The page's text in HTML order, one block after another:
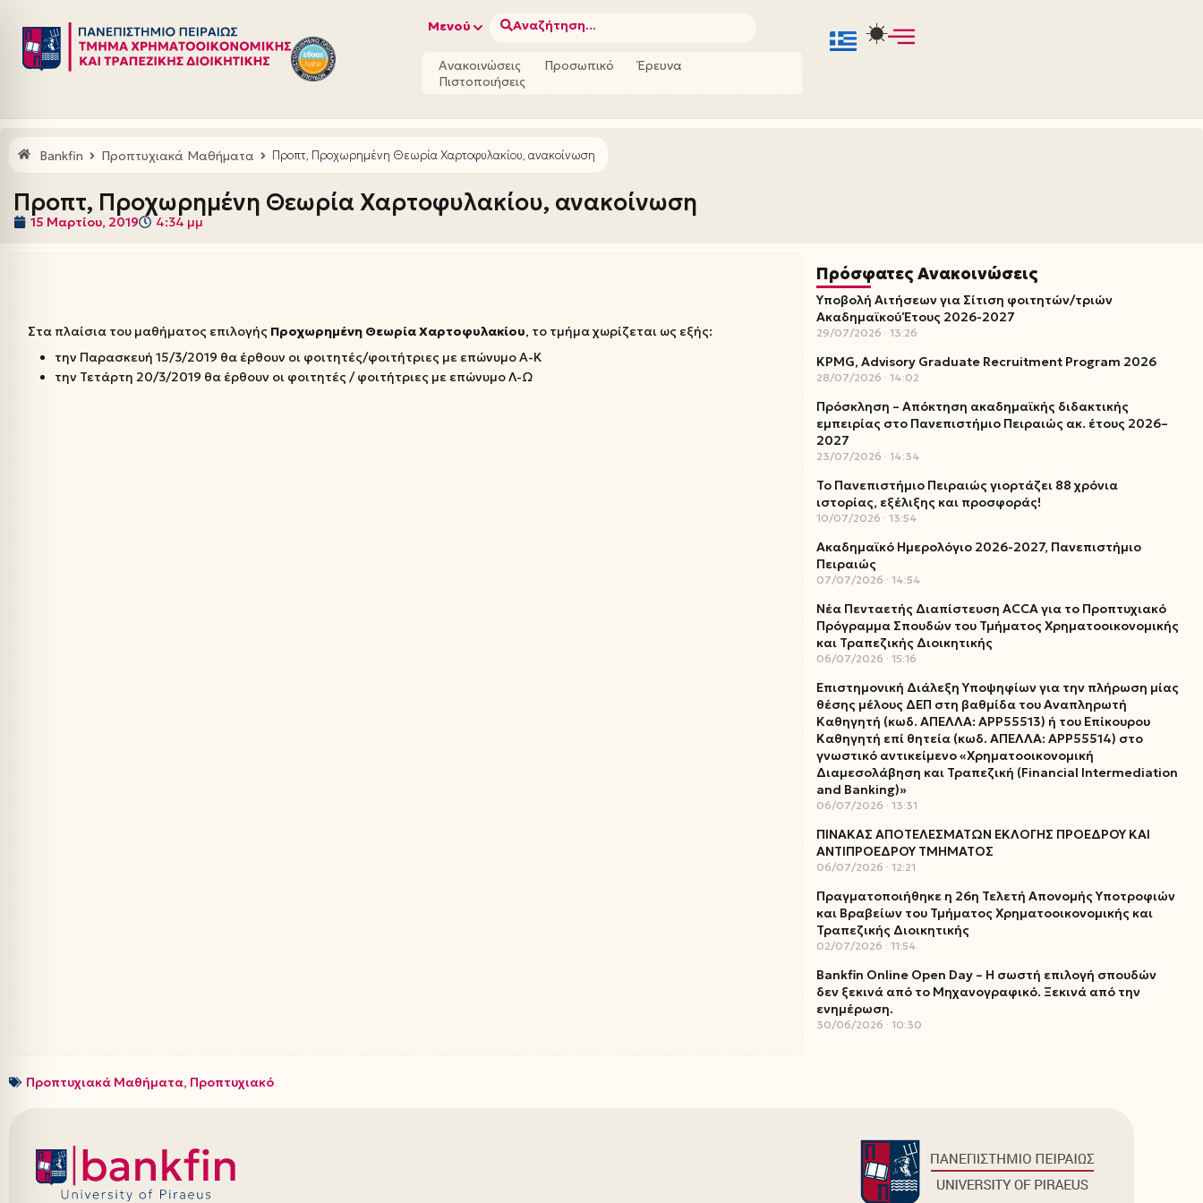
Μεταπηδήστε
στο
Μενού Αναζήτηση...
Ανακοινώσεις Προσωπικό
Έρευνα
Πιστοποιήσεις
Bankfin Προπτυχιακά Μαθήματα Προπτ, Προχωρημένη Θεωρία Χαρτοφυλακίου, ανακοίνωση
Προπτ, Προχωρημένη Θεωρία Χαρτοφυλακίου, ανακοίνωση
15 Μαρτίου, 2019 4:34 μμ
Στα πλαίσια του μαθήματος επιλογής Προχωρημένη Θεωρία Χαρτοφυλακίου, το τμήμα χωρίζεται ως εξής:
την Παρασκευή 15/3/2019 θα έρθουν οι φοιτητές/φοιτήτριες με επώνυμο Α-Κ
την Τετάρτη 20/3/2019 θα έρθουν οι φοιτητές / φοιτήτριες με επώνυμο Λ-Ω
Πρόσφατες Ανακοινώσεις
Υποβολή Αιτήσεων για Σίτιση φοιτητών/τριών
Ακαδημαϊκού Έτους 2026-2027
29/07/2026 13:26
KPMG, Advisory Graduate Recruitment Program 2026
28/07/2026 14:02
Πρόσκληση – Απόκτηση ακαδημαϊκής διδακτικής
εμπειρίας στο Πανεπιστήμιο Πειραιώς ακ. έτους 2026–
2027
23/07/2026 14:34
Το Πανεπιστήμιο Πειραιώς γιορτάζει 88 χρόνια
ιστορίας, εξέλιξης και προσφοράς!
10/07/2026 13:54
Ακαδημαϊκό Ημερολόγιο 2026-2027, Πανεπιστήμιο
Πειραιώς
07/07/2026 14:54
Νέα Πενταετής Διαπίστευση ACCA για το Προπτυχιακό
Πρόγραμμα Σπουδών του Τμήματος Χρηματοοικονομικής
και Τραπεζικής Διοικητικής
06/07/2026 15:16
Επιστημονική Διάλεξη Υποψηφίων για την πλήρωση μίας
θέσης μέλους ΔΕΠ στη βαθμίδα του Αναπληρωτή
Καθηγητή (κωδ. ΑΠΕΛΛΑ: ΑΡΡ55513) ή του Επίκουρου
Καθηγητή επί θητεία (κωδ. ΑΠΕΛΛΑ: ΑΡΡ55514) στο
γνωστικό αντικείμενο «Χρηματοοικονομική
Διαμεσολάβηση και Τραπεζική (Financial Intermediation
and Banking)»
06/07/2026 13:31
ΠΙΝΑΚΑΣ ΑΠΟΤΕΛΕΣΜΑΤΩΝ ΕΚΛΟΓΗΣ ΠΡΟΕΔΡΟΥ ΚΑΙ
ΑΝΤΙΠΡΟΕΔΡΟΥ ΤΜΗΜΑΤΟΣ
06/07/2026 12:21
Πραγματοποιήθηκε η 26η Τελετή Απονομής Υποτροφιών
και Βραβείων του Τμήματος Χρηματοοικονομικής και
Τραπεζικής Διοικητικής
02/07/2026 11:54
Bankfin Online Open Day – Η σωστή επιλογή σπουδών
δεν ξεκινά από το Μηχανογραφικό. Ξεκινά από την
ενημέρωση.
30/06/2026 10:30
Προπτυχιακά Μαθήματα, Προπτυχιακό